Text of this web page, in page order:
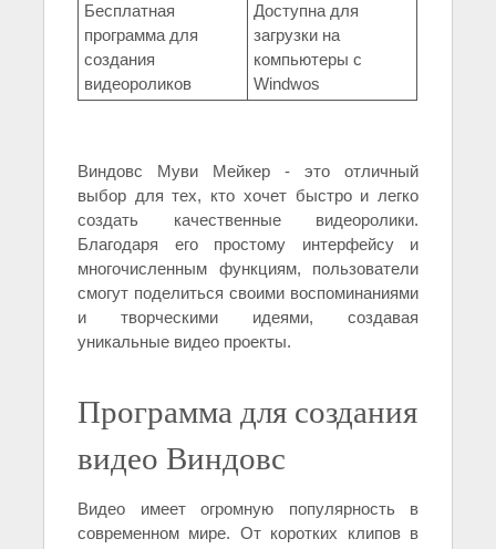
Бесплатная
программа для
создания
видеороликов
Доступна для
загрузки на
компьютеры с
Windwos
Виндовс Муви Мейкер - это отличный
выбор для тех, кто хочет быстро и легко
создать качественные видеоролики.
Благодаря его простому интерфейсу и
многочисленным функциям, пользователи
смогут поделиться своими воспоминаниями
и творческими идеями, создавая
уникальные видео проекты.
Программа для создания
видео Виндовс
Видео имеет огромную популярность в
современном мире. От коротких клипов в